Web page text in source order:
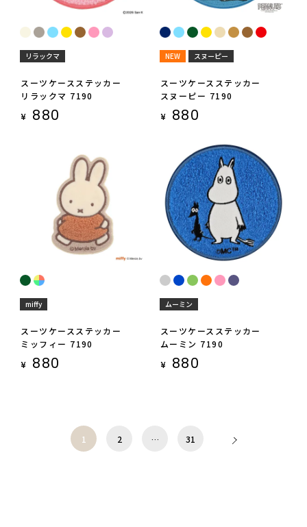
リラックマ
スーツケースステッカー
リラックマ 7190
¥ 880
NEW スヌーピー
スーツケースステッカー
スヌーピー 7190
¥ 880
miffy
スーツケースステッカー
ミッフィー 7190
¥ 880
ムーミン
スーツケースステッカー
ムーミン 7190
¥ 880
1 2 … 31